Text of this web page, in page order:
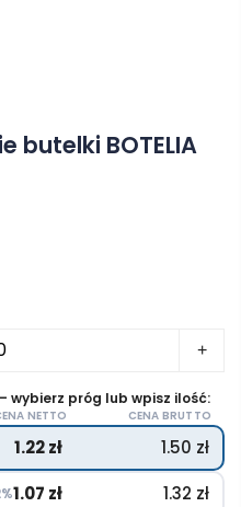
butelki BOTELIA
+
wybierz próg lub wpisz ilość:
NETTO CENA BRUTTO
1.22zł 1.50 zł
1.07 zł 1.32 zł